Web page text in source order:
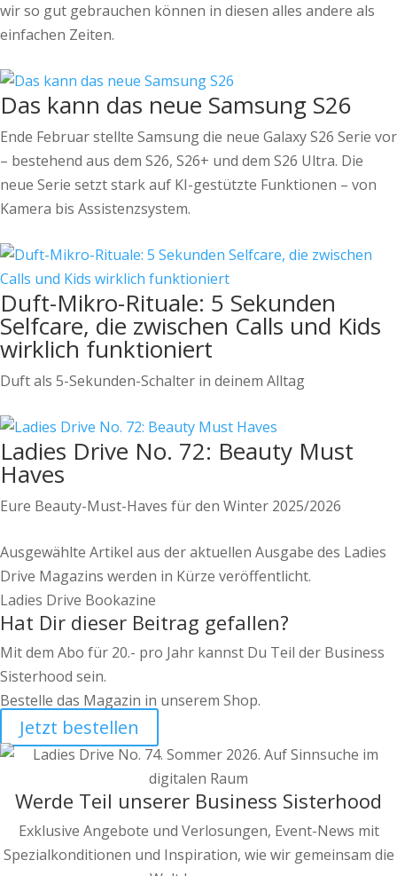
wir so gut gebrauchen können in diesen alles andere als
einfachen Zeiten.
Das kann das neue Samsung S26
Ende Februar stellte Samsung die neue Galaxy S26 Serie vor
– bestehend aus dem S26, S26+ und dem S26 Ultra. Die
neue Serie setzt stark auf KI-gestützte Funktionen – von
Kamera bis Assistenzsystem.
Duft-Mikro-Rituale: 5 Sekunden
Selfcare, die zwischen Calls und Kids
wirklich funktioniert
Duft als 5-Sekunden-Schalter in deinem Alltag
Ladies Drive No. 72: Beauty Must
Haves
Eure Beauty-Must-Haves für den Winter 2025/2026
Ausgewählte Artikel aus der aktuellen Ausgabe des Ladies
Drive Magazins werden in Kürze veröffentlicht.
Ladies Drive Bookazine
Hat Dir dieser Beitrag gefallen?
Mit dem Abo für 20.- pro Jahr kannst Du Teil der Business
Sisterhood sein.
Bestelle das Magazin in unserem Shop.
Jetzt bestellen
Werde Teil unserer Business Sisterhood
Exklusive Angebote und Verlosungen, Event-News mit
Spezialkonditionen und Inspiration, wie wir gemeinsam die